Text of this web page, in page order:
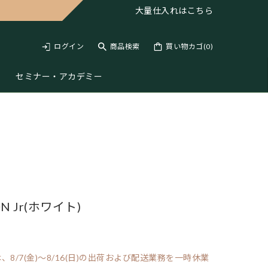
大量仕入れはこちら
ログイン 商品検索 買い物カゴ(0)
セミナー・アカデミー
Jr(ホワイト)
8/7(金)～8/16(日)の出荷および配送業務を一時休業